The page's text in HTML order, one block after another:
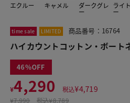
エクルー キャメル ダークグレ
ー
ライ
ー
time sale LIMITED 商品番号：16764
ハイカウントコットン・ボート
46
¥4,290 税込¥4,719
¥7,990 税込¥8,789
この商品をシェアする
¥4,290
税込¥4,719